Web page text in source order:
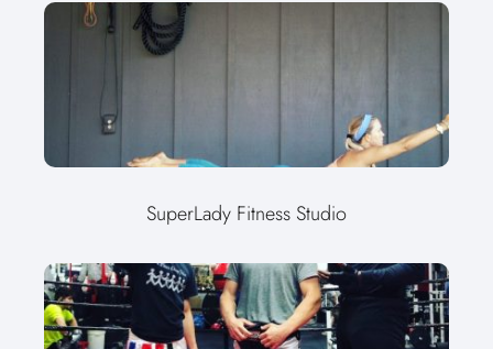
SuperLady Fitness Studio